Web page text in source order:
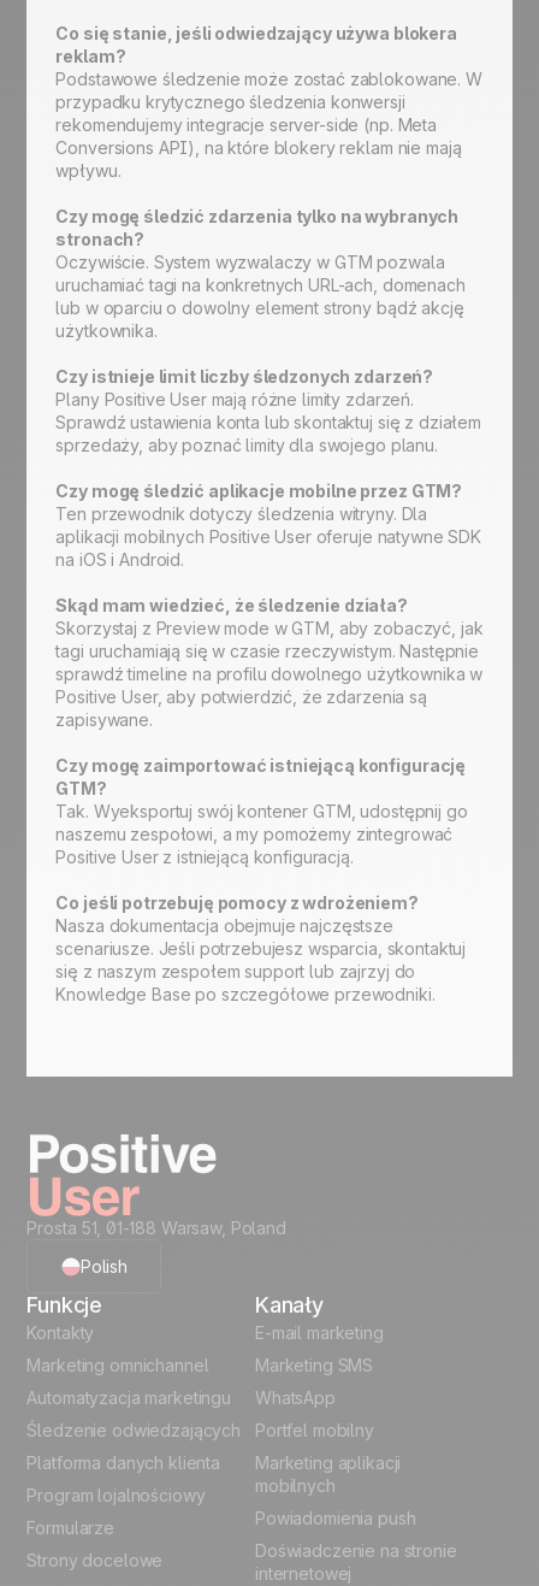
Co się stanie, jeśli odwiedzający używa blokera
reklam?
Podstawowe śledzenie może zostać zablokowane. W
przypadku krytycznego śledzenia konwersji
rekomendujemy integracje server-side (np. Meta
Conversions API), na które blokery reklam nie mają
wpływu.
Czy mogę śledzić zdarzenia tylko na wybranych
stronach?
Oczywiście. System wyzwalaczy w GTM pozwala
uruchamiać tagi na konkretnych URL-ach, domenach
lub w oparciu o dowolny element strony bądź akcję
użytkownika.
Czy istnieje limit liczby śledzonych zdarzeń?
Plany Positive User mają różne limity zdarzeń.
Sprawdź ustawienia konta lub skontaktuj się z działem
sprzedaży, aby poznać limity dla swojego planu.
Czy mogę śledzić aplikacje mobilne przez GTM?
Ten przewodnik dotyczy śledzenia witryny. Dla
aplikacji mobilnych Positive User oferuje natywne SDK
na iOS i Android.
Skąd mam wiedzieć, że śledzenie działa?
Skorzystaj z Preview mode w GTM, aby zobaczyć, jak
tagi uruchamiają się w czasie rzeczywistym. Następnie
sprawdź timeline na profilu dowolnego użytkownika w
Positive User, aby potwierdzić, że zdarzenia są
zapisywane.
Czy mogę zaimportować istniejącą konfigurację
GTM?
Tak. Wyeksportuj swój kontener GTM, udostępnij go
naszemu zespołowi, a my pomożemy zintegrować
Positive User z istniejącą konfiguracją.
Co jeśli potrzebuję pomocy z wdrożeniem?
Nasza dokumentacja obejmuje najczęstsze
scenariusze. Jeśli potrzebujesz wsparcia, skontaktuj
się z naszym zespołem support lub zajrzyj do
Knowledge Base po szczegółowe przewodniki.
Prosta 51, 01-188 Warsaw, Poland
Polish
English
French
German
Italian
Español
Funkcje
Kontakty
Marketing omnichannel
Automatyzacja marketingu
Śledzenie odwiedzających
Platforma danych klienta
Program lojalnościowy
Formularze
Strony docelowe
Kanały
E-mail marketing
Marketing SMS
WhatsApp
Portfel mobilny
Marketing aplikacji
mobilnych
Powiadomienia push
Doświadczenie na stronie
internetowej